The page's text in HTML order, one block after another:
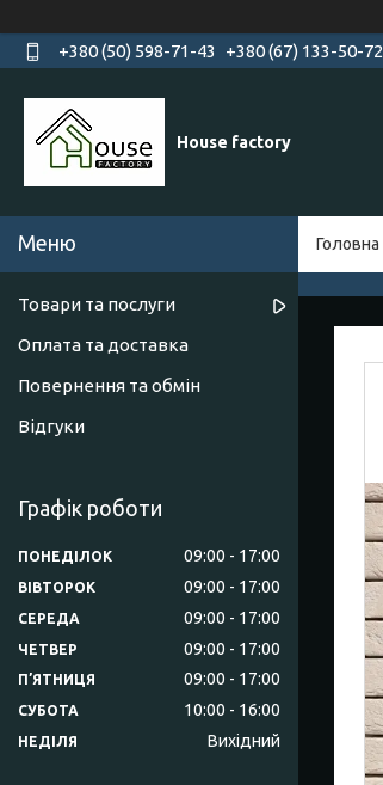
+380 (50) 598-71-43 +380 (67) 133-50-72
House factory
Головна
Товари та послуги
Оплата та доставка
Повернення та обмін
Відгуки
Графік роботи
ПОНЕДІЛОК 09:00 17:00
ВІВТОРОК 09:00 17:00
СЕРЕДА 09:00 17:00
ЧЕТВЕР 09:00 17:00
ПʼЯТНИЦЯ 09:00 17:00
СУБОТА 10:00 16:00
НЕДІЛЯ Вихідний